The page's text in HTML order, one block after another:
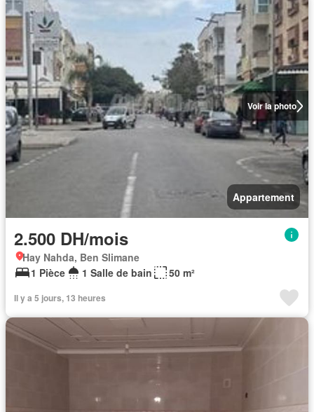
Voir la photo
Appartement
2.500 DH/mois
Hay Nahda, Ben Slimane
1 Pièce
1 Salle de bain 50 m²
Il y a 5 jours, 13 heures